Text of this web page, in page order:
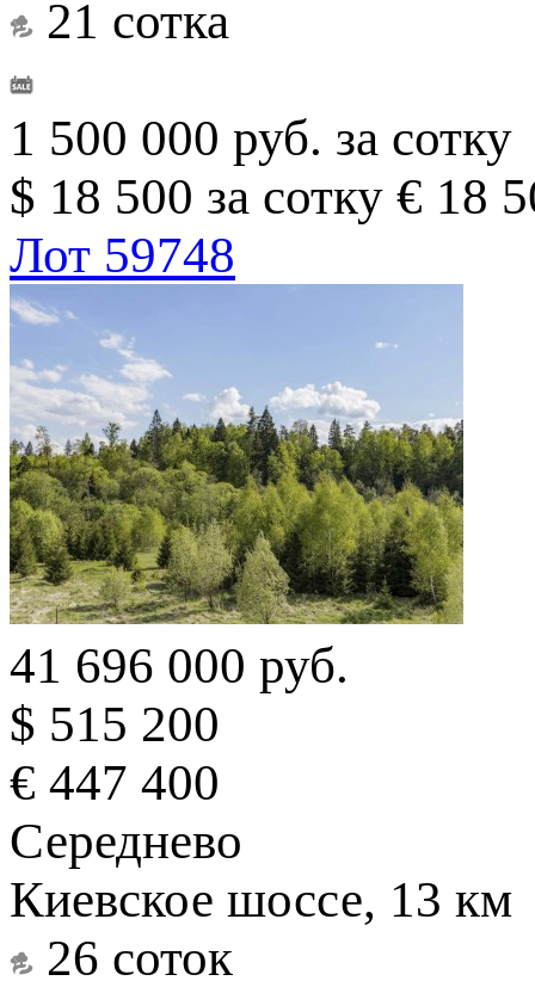
21 сотка
1 500 000 руб. за сотку
$ 18 500 за сотку € 18
Лот 59748
41 696 000 руб.
$ 515 200
€ 447 400
Середнево
Киевское шоссе, 13 км
26 соток